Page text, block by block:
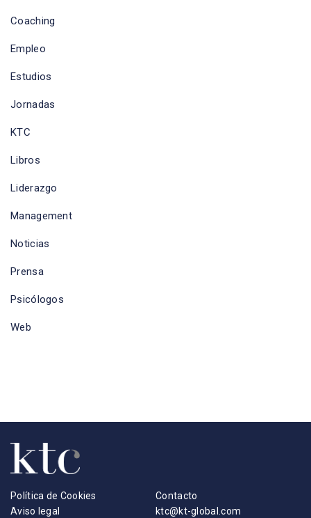
Coaching
Empleo
Estudios
Jornadas
KTC
Libros
Liderazgo
Management
Noticias
Prensa
Psicólogos
Web
Política de Cookies
Aviso legal
Contacto
ktc@kt-global.com